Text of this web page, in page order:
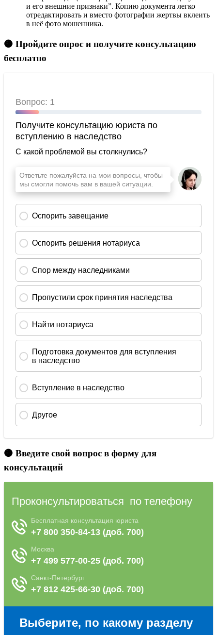
и его внешние признаки”. Копию документа легко
отредактировать и вместо фотографии жертвы вклеить
в неё фото мошенника.
🟠 Пройдите опрос и получите консультацию
бесплатно
🟠 Введите свой вопрос в форму для
консультаций